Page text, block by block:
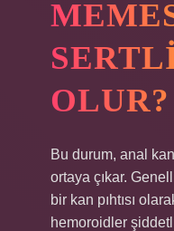
OLUR?
Bu durum, anal
ortaya çıkar.
bir kan pıhtısı
hemoroidler